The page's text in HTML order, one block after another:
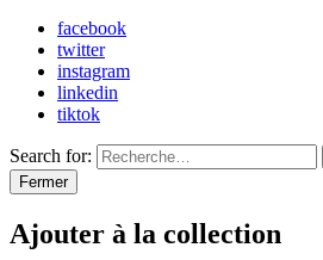
facebook
twitter
instagram
linkedin
tiktok
Search for:
Fermer
Ajouter à la collection